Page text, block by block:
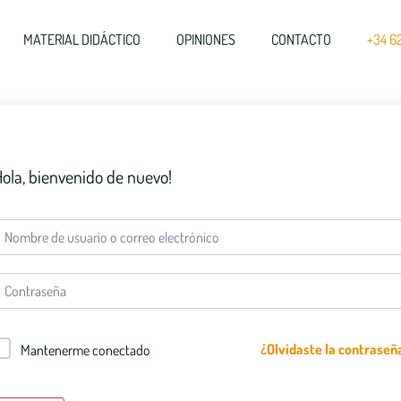
MATERIAL DIDÁCTICO OPINIONES CONTACTO +34
bienvenido de nuevo!
Mantenerme conectado ¿Olvidaste la